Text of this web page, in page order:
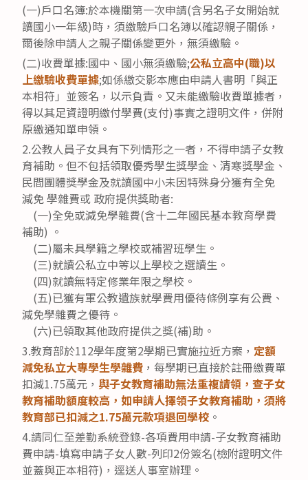
(一)戶口名簿:於本機關第一次申請(含另名子女開始就
讀國小一年級)時，須繳驗戶口名簿以確認親子關係，
爾後除申請人之親子關係變更外，無須繳驗。
(二)收費單據:國中、國小無須繳驗;公私立高中(職)以
上繳驗收費單據;如係繳交影本應由申請人書明「與正
本相符」並簽名，以示負責。又未能繳驗收費單據者，
得以其足資證明繳付學費(支付)事實之證明文件，併附
原繳通知單申領。
2.公教人員子女具有下列情形之一者，不得申請子女教
育補助。但不包括領取優秀學生獎學金、清寒獎學金、
民間團體獎學金及就讀國中小未因特殊身分獲有全免
減免 學雜費或 政府提供獎助者:
(一)全免或減免學雜費(含十二年國民基本教育學費
補助) 。
(二)屬未具學籍之學校或補習班學生。
(三)就讀公私立中等以上學校之選讀生。
(四)就讀無特定修業年限之學校。
(五)已獲有軍公教遺族就學費用優待條例享有公費、
減免學雜費之優待。
(六)已領取其他政府提供之獎(補)助。
3.教育部於112學年度第2學期已實施拉近方案， 定額
減免私立大專學生學雜費 ，每學期已直接於註冊繳費單
扣減1.75萬元， 與子女教育補助無法重複請領，查子女
教育補助額度較高，如申請人擇領子女教育補助，須將
教育部已扣減之1.75萬元款項退回學校 。
4.請同仁至差勤系統登錄-各項費用申請-子女教育補助
費申請-填寫申請子女人數-列印2份簽名(檢附證明文件
並蓋與正本相符)，逕送人事室辦理。